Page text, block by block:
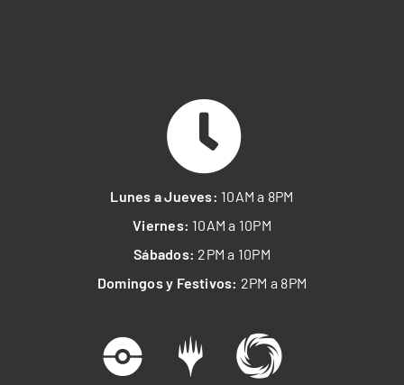
Lunes a Jueves: 10AM a 8PM
Viernes: 10AM a 10PM
Sábados: 2PM a 10PM
Domingos y Festivos: 2PM a 8PM